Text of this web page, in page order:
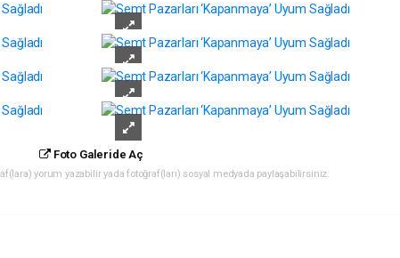
Foto Galeride Aç
yorum yazabilir yada fotoğraf(ları) sosyal medyada paylaşabilirsiniz.